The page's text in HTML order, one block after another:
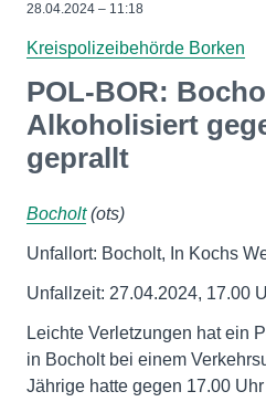
28.04.2024 – 11:18
Kreispolizeibehörde Borken
POL-BOR:
Alkoholisiert
geprallt
Bocholt(ots)
Unfallort: Bocholt, In Kochs
Unfallzeit: 27.04.2024, 17.00
Leichte Verletzungen hat ein
in Bocholt bei einem
Jährige hatte gegen 17.00